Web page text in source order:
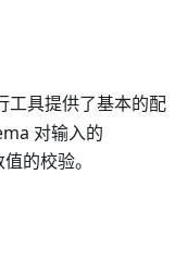
工具提供了基本的配
对输入的
的校验。